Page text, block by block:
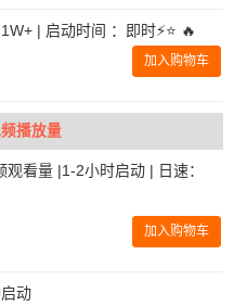
| 启动时间 ：即时⚡️⭐ 🔥
加入购物车
播放量
看量 |1-2小时启动 | 日速：
加入购物车
动